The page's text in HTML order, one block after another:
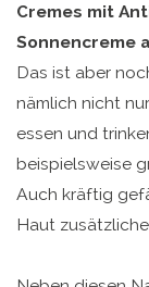
Cremes mit
Sonnencreme
Das ist aber
nämlich nicht
essen und
beispielsweise
Auch kräftig
Haut